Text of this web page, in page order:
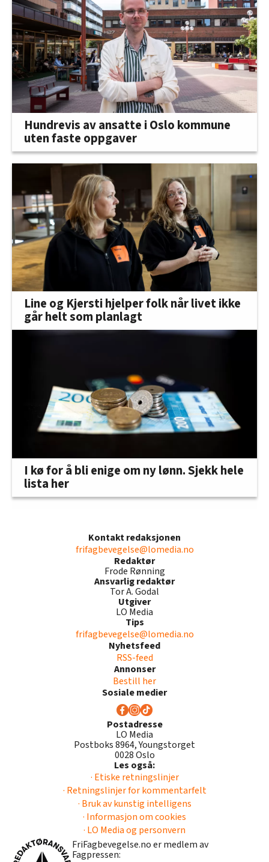
Hundrevis av ansatte i Oslo kommune
uten faste oppgaver
Line og Kjersti hjelper folk når livet ikke
går helt som planlagt
I kø for å bli enige om ny lønn. Sjekk hele
lista her
Kontakt redaksjonen
frifagbevegelse@lomedia.no
Redaktør
Frode Rønning
Ansvarlig redaktør
Tor A. Godal
Utgiver
LO Media
Tips
frifagbevegelse@lomedia.no
Nyhetsfeed
RSS-feed
Annonser
Bestill her
Sosiale medier
Postadresse
LO Media
Postboks 8964, Youngstorget
0028 Oslo
Les også:
· Etiske retningslinjer
· Retningslinjer for kommentarfelt
· Bruk av kunstig intelligens
· Informasjon om cookies
· LO Media og personvern
FriFagbevegelse.no er medlem av
Fagpressen: